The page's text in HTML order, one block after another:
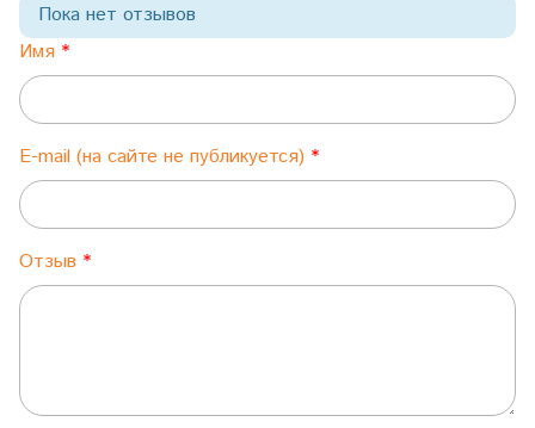
Пока нет отзывов
Имя
E-mail (на сайте не публикуется)
Отзыв